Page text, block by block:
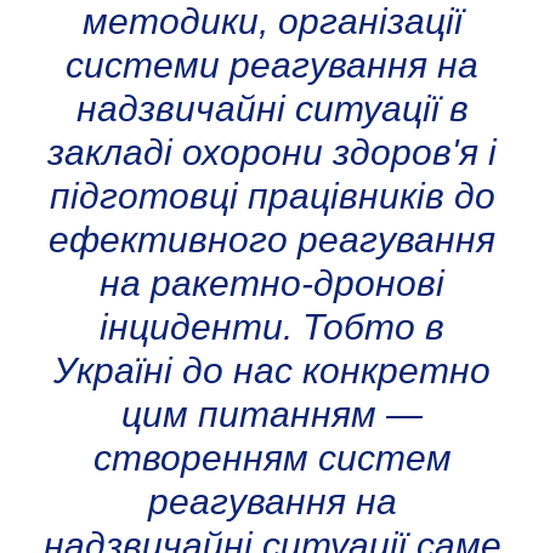
методики, організації
системи реагування на
надзвичайні ситуації в
закладі охорони здоров'я і
підготовці працівників до
ефективного реагування
на ракетно-дронові
інциденти. Тобто в
Україні до нас конкретно
цим питанням —
створенням систем
реагування на